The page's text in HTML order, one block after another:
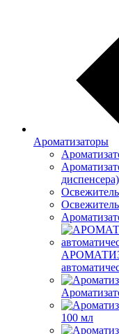
Ароматизаторы
диспенсера)
100 мл